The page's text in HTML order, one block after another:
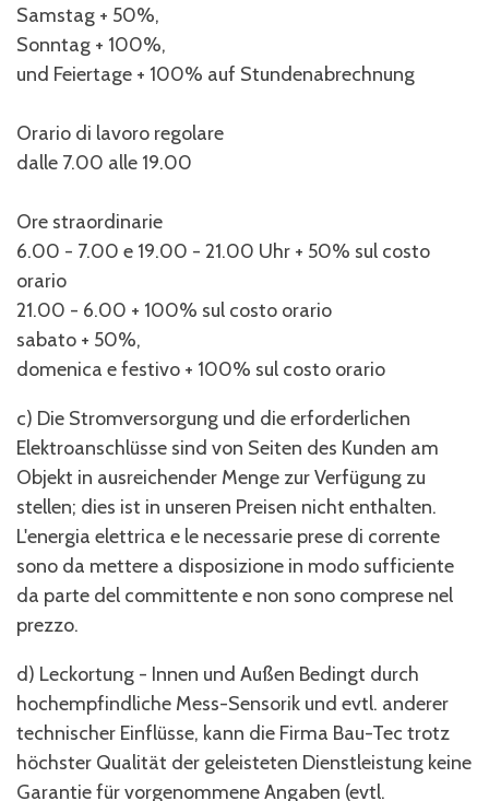
Samstag + 50%,
Sonntag + 100%,
und Feiertage + 100% auf Stundenabrechnung
Orario di lavoro regolare
dalle 7.00 alle 19.00
Ore straordinarie
6.00 - 7.00 e 19.00 - 21.00 Uhr + 50% sul costo
orario
21.00 - 6.00 + 100% sul costo orario
sabato + 50%,
domenica e festivo + 100% sul costo orario
c) Die Stromversorgung und die erforderlichen
Elektroanschlüsse sind von Seiten des Kunden am
Objekt in ausreichender Menge zur Verfügung zu
stellen; dies ist in unseren Preisen nicht enthalten.
L'energia elettrica e le necessarie prese di corrente
sono da mettere a disposizione in modo sufficiente
da parte del committente e non sono comprese nel
prezzo.
d) Leckortung - Innen und Außen Bedingt durch
hochempfindliche Mess-Sensorik und evtl. anderer
technischer Einflüsse, kann die Firma Bau-Tec trotz
höchster Qualität der geleisteten Dienstleistung keine
Garantie für vorgenommene Angaben (evtl.